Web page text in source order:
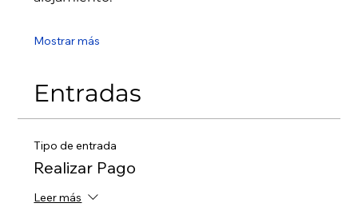
Mostrar más
Entradas
Tipo de entrada
Realizar Pago
Leer más